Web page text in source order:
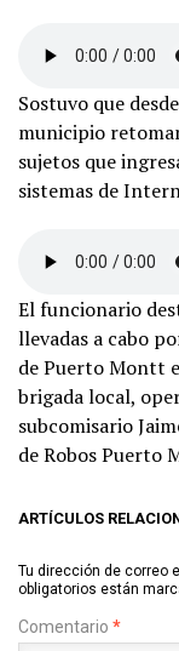
Sostuvo que
municipio
sujetos que
sistemas de
El funcionario
llevadas a cabo
de Puerto Montt
brigada local,
subcomisario
de Robos Puerto
ARTÍCULOS
Tu dirección de correo
obligatorios están
Comentario *